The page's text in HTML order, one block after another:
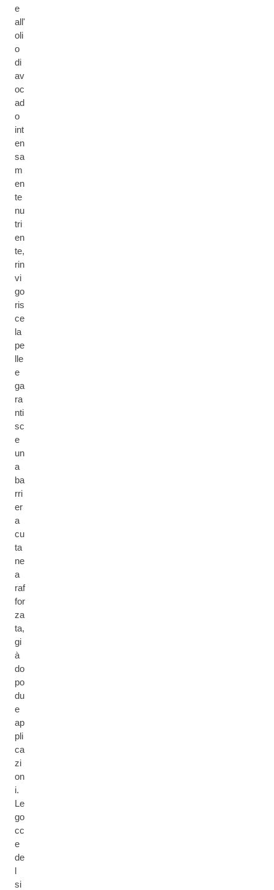
e
all'
oli
o
di
av
oc
ad
o
int
en
sa
m
en
te
nu
tri
en
te,
rin
vi
go
ris
ce
la
pe
lle
e
ga
ra
nti
sc
e
un
a
ba
rri
er
a
cu
ta
ne
a
raf
for
za
ta,
gi
à
do
po
du
e
ap
pli
ca
zi
on
i.
Le
go
cc
e
de
l
si